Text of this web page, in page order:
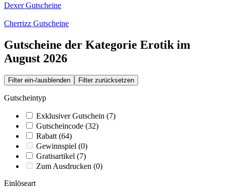
Dexer Gutscheine
Cherrizz Gutscheine
Gutscheine der Kategorie Erotik im
August 2026
Filter ein-/ausblenden Filter zurücksetzen
Gutscheintyp
Exklusiver Gutschein (7)
Gutscheincode (32)
Rabatt(64)
Gewinnspiel (0)
Gratisartikel (7)
Zum Ausdrucken (0)
Einlöseart